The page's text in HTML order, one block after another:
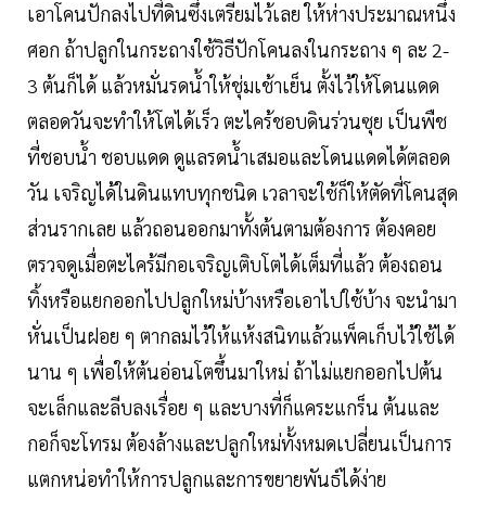
เอาโคนปักลงไปที่ดินซึ่งเตรียมไว้เลย ให้ห่างประมาณหนึ่ง
ศอก ถ้าปลูกในกระถางใช้วิธีปักโคนลงในกระถาง ๆ ละ 2-
3 ต้นก็ได้ แล้วหมั่นรดน้ำให้ชุ่มเช้าเย็น ตั้งไว้ให้โดนแดด
ตลอดวันจะทำให้โตได้เร็ว ตะไคร้ชอบดินร่วนซุย เป็นพืช
ที่ชอบน้ำ ชอบแดด ดูแลรดน้ำเสมอและโดนแดดได้ตลอด
วัน เจริญได้ในดินแทบทุกชนิด เวลาจะใช้ก็ให้ตัดที่โคนสุด
ส่วนรากเลย แล้วถอนออกมาทั้งต้นตามต้องการ ต้องคอย
ตรวจดูเมื่อตะไคร้มีกอเจริญเติบโตได้เต็มที่แล้ว ต้องถอน
ทิ้งหรือแยกออกไปปลูกใหม่บ้างหรือเอาไปใช้บ้าง จะนำมา
หั่นเป็นฝอย ๆ ตากลมไว้ให้แห้งสนิทแล้วแพ็คเก็บไว้ใช้ได้
นาน ๆ เพื่อให้ต้นอ่อนโตขึ้นมาใหม่ ถ้าไม่แยกออกไปต้น
จะเล็กและลีบลงเรื่อย ๆ และบางที่ก็แคระแกร็น ต้นและ
กอก็จะโทรม ต้องล้างและปลูกใหม่ทั้งหมดเปลี่ยนเป็นการ
แตกหน่อทำให้การปลูกและการขยายพันธ์ได้ง่าย